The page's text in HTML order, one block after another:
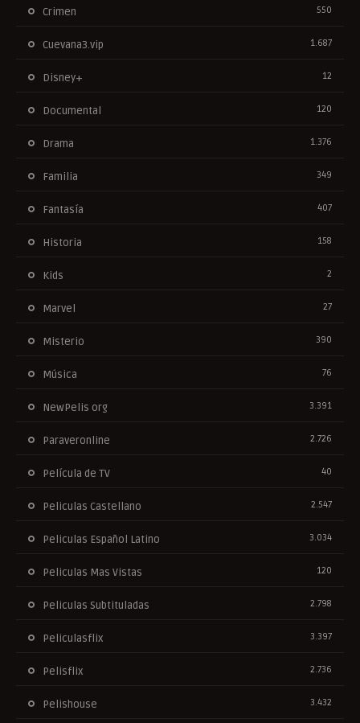
Crimen 550
Cuevana3.vip 1.687
Disney+ 12
Documental 120
Drama 1.376
Familia 349
Fantasía 407
Historia 158
Kids 2
Marvel 27
Misterio 390
Música 76
NewPelis org 3.391
Paraveronline 2.726
Película de TV 40
Peliculas Castellano 2.547
Peliculas Español Latino 3.034
Peliculas Mas Vistas 120
Peliculas Subtituladas 2.798
Peliculasflix 3.397
Pelisflix 2.736
Pelishouse 3.432